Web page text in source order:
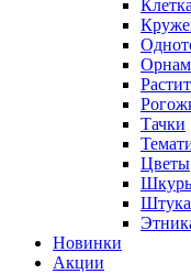
Тачки
Цветы
Новинки
Акции